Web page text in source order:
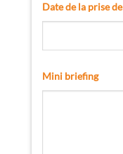
Date de la prise
Mini briefing